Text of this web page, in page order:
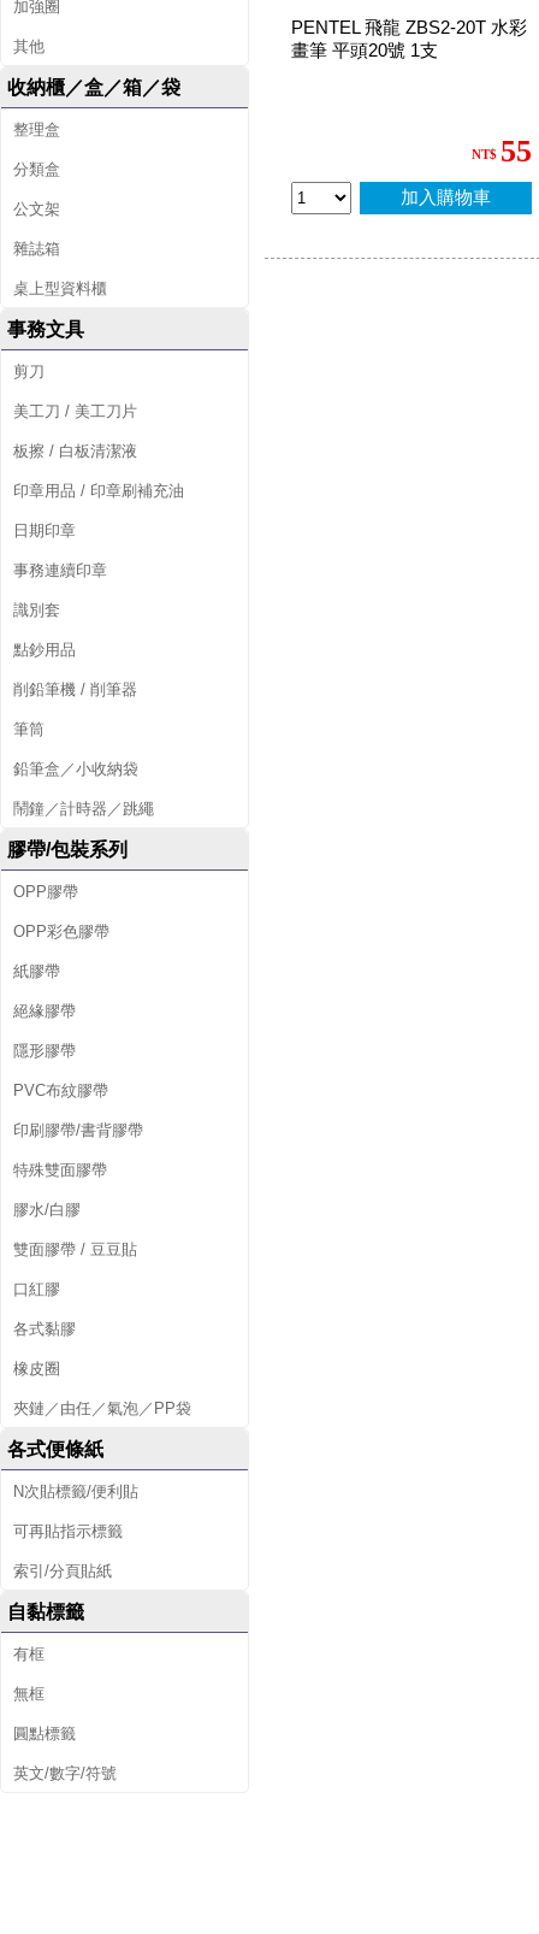
加強圈
其他
收納櫃／盒／箱／袋
整理盒
分類盒
公文架
雜誌箱
桌上型資料櫃
事務文具
剪刀
美工刀 / 美工刀片
板擦 / 白板清潔液
印章用品 / 印章刷補充油
日期印章
事務連續印章
識別套
點鈔用品
削鉛筆機 / 削筆器
筆筒
鉛筆盒／小收納袋
鬧鐘／計時器／跳繩
膠帶/包裝系列
OPP膠帶
OPP彩色膠帶
紙膠帶
絕緣膠帶
隱形膠帶
PVC布紋膠帶
印刷膠帶/書背膠帶
特殊雙面膠帶
膠水/白膠
雙面膠帶 / 豆豆貼
口紅膠
各式黏膠
橡皮圈
夾鏈／由任／氣泡／PP袋
各式便條紙
N次貼標籤/便利貼
可再貼指示標籤
索引/分頁貼紙
自黏標籤
有框
無框
圓點標籤
英文/數字/符號
PENTEL 飛龍 ZBS2-20T 水彩
畫筆 平頭20號 1支
NT$ 55
加入購物車